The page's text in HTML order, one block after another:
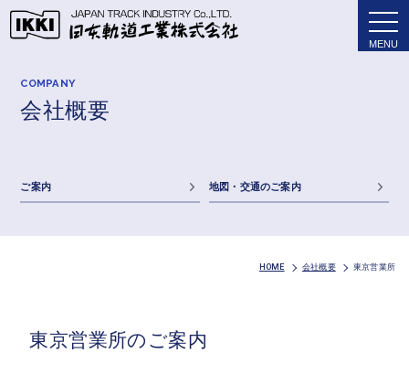
COMPANY
会社概要
ご案内 地図・交通のご案内
HOME 会社概要 東京営業所
東京営業所のご案内